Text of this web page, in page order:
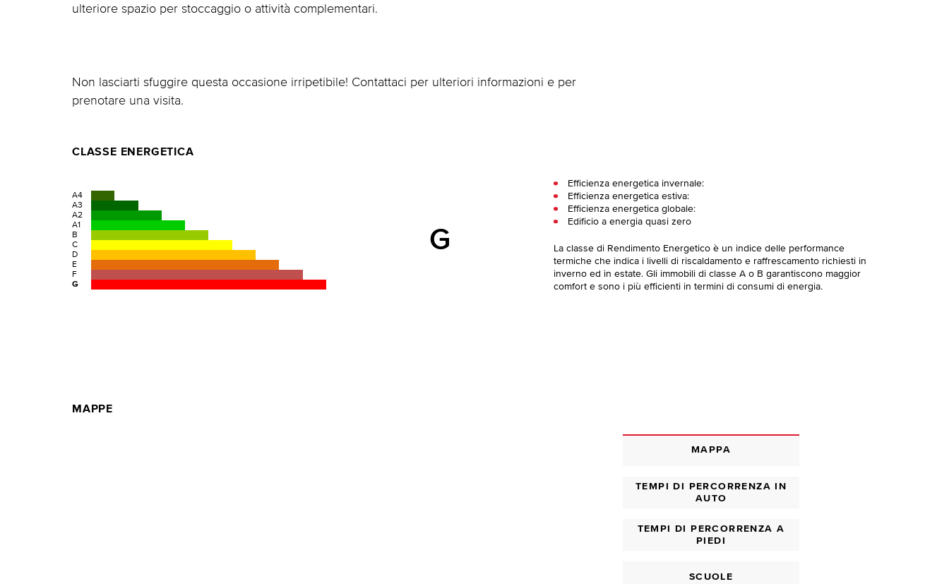
ulteriore spazio per stoccaggio o attività complementari.
Non lasciarti sfuggire questa occasione irripetibile! Contattaci per ulteriori informazioni e per
prenotare una visita.
CLASSE ENERGETICA
A4
A3
A2
A1
B
C
D
E
F
G
G
Efficienza energetica invernale:
Efficienza energetica estiva:
Efficienza energetica globale:
Edificio a energia quasi zero
La classe di Rendimento Energetico è un indice delle performance
termiche che indica i livelli di riscaldamento e raffrescamento richiesti in
inverno ed in estate. Gli immobili di classe A o B garantiscono maggior
comfort e sono i più efficienti in termini di consumi di energia.
MAPPE
MAPPA
TEMPI DI PERCORRENZA IN
AUTO
TEMPI DI PERCORRENZA A
PIEDI
SCUOLE